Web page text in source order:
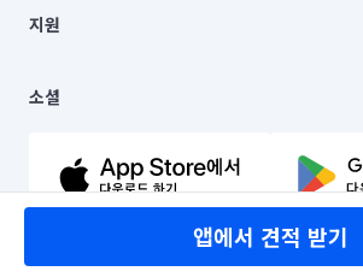
앱에서 견적 받기
상품, 상품정보, 거래에 관한 의무와 책임은 거래당
언론 보도 관련 문의:
© 유한회사 미소. Miso, Inc. All Rights Reserved.
이사
지원
이용약관
문의하기
소셜
유튜브